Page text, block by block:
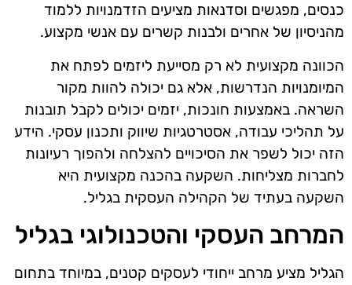
כנסים, מפגשים וסדנאות מציעים הזדמנויות ללמוד
מהניסיון של אחרים ולבנות קשרים עם אנשי מקצוע.
הכוונה מקצועית לא רק מסייעת ליזמים לפתח את
המיומנויות הנדרשות, אלא גם יכולה להוות מקור
השראה. באמצעות חונכות, יזמים יכולים לקבל תובנות
על תהליכי עבודה, אסטרטגיות שיווק ותכנון עסקי. הידע
הזה יכול לשפר את הסיכויים להצלחה ולהפוך רעיונות
לחברות מצליחות. השקעה בהכנה מקצועית היא
השקעה בעתיד של הקהילה העסקית בגליל.
המרחב העסקי והטכנולוגי בגליל
הגליל מציע מרחב ייחודי לעסקים קטנים, במיוחד בתחום